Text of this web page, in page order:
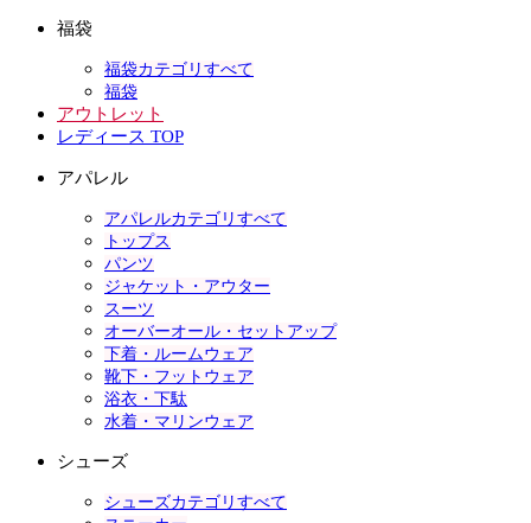
福袋
福袋カテゴリすべて
福袋
アウトレット
レディース TOP
アパレル
アパレルカテゴリすべて
トップス
パンツ
ジャケット・アウター
スーツ
オーバーオール・セットアップ
下着・ルームウェア
靴下・フットウェア
浴衣・下駄
水着・マリンウェア
シューズ
シューズカテゴリすべて